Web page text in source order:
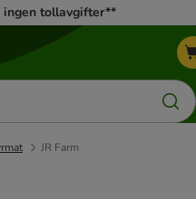
tollavgifter**
JR Farm